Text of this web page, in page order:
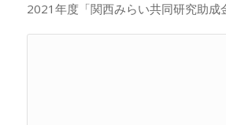
2021年度「関西みらい共同研究助